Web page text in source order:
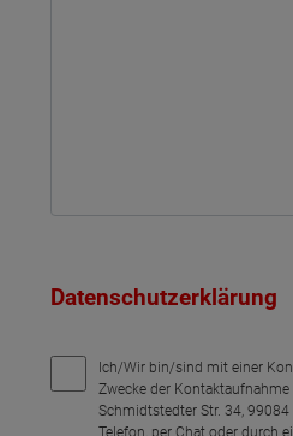
Datenschutzerklärung
Ich/Wir bin/sind mit einer
Zwecke der
Schmidtstedter Str. 34,
Telefon, per Chat oder durch